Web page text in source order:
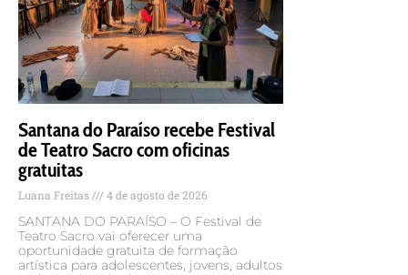
Santana do Paraíso recebe Festival
de Teatro Sacro com oficinas
gratuitas
Luana Freitas 4 de agosto de 2026
SANTANA DO PARAÍSO – O Festival de
Teatro Sacro vai oferecer uma
oportunidade gratuita de formação
artística para adolescentes, jovens, adultos